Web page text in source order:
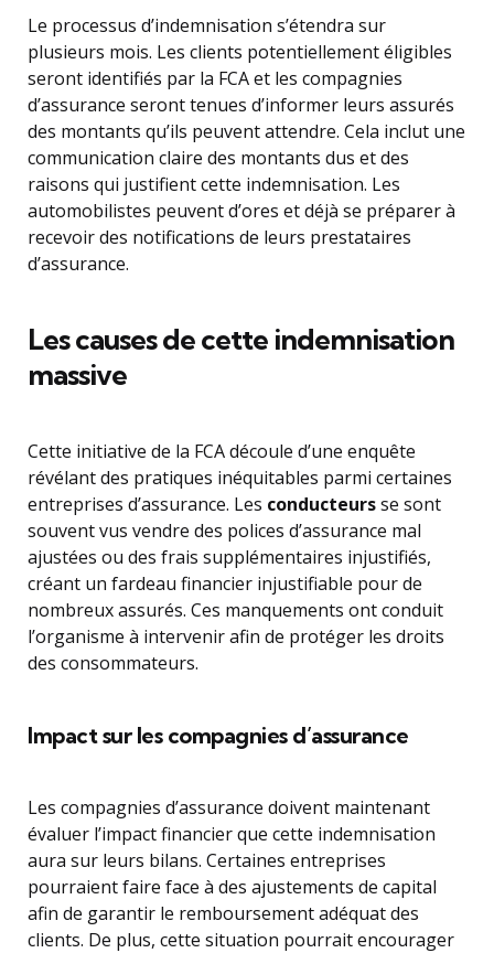
Le processus d’indemnisation s’étendra sur
plusieurs mois. Les clients potentiellement éligibles
seront identifiés par la FCA et les compagnies
d’assurance seront tenues d’informer leurs assurés
des montants qu’ils peuvent attendre. Cela inclut une
communication claire des montants dus et des
raisons qui justifient cette indemnisation. Les
automobilistes peuvent d’ores et déjà se préparer à
recevoir des notifications de leurs prestataires
d’assurance.
Les causes de cette indemnisation
massive
Cette initiative de la FCA découle d’une enquête
révélant des pratiques inéquitables parmi certaines
entreprises d’assurance. Les conducteursse sont
souvent vus vendre des polices d’assurance mal
ajustées ou des frais supplémentaires injustifiés,
créant un fardeau financier injustifiable pour de
nombreux assurés. Ces manquements ont conduit
l’organisme à intervenir afin de protéger les droits
des consommateurs.
Impact sur les compagnies d’assurance
Les compagnies d’assurance doivent maintenant
évaluer l’impact financier que cette indemnisation
aura sur leurs bilans. Certaines entreprises
pourraient faire face à des ajustements de capital
afin de garantir le remboursement adéquat des
clients. De plus, cette situation pourrait encourager